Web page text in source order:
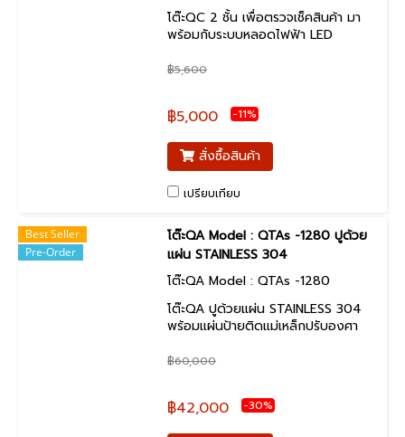
โต๊ะQC 2 ชั้น เพื่อตรวจเช็คสินค้า มา
พร้อมกับระบบหลอดไฟฟ้า LED
ชุด มาพร้อมกับโคม Stainless แผ่น
ขึ้น พร้อมทั้ง เป็นหลอดประหยัด
พลังงาน
฿5,600
฿5,000 -11%
สั่งซื้อสินค้า
เปรียบเทียบ
Best Seller
Pre-Order
โต๊ะQA Model : QTAs -1280 ปูด้วย
แผ่น STAINLESS 304
โต๊ะQA Model : QTAs -1280
โต๊ะQA ปูด้วยแผ่น STAINLESS 304
พร้อมแผ่นป้ายติดแม่เหล็กปรับองศา
฿60,000
฿42,000 -30%